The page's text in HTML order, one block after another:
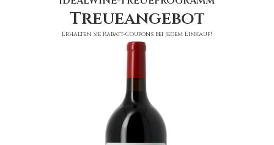
Treueangebot
Erhalten Sie Rabatt-Coupons bei jedem Einkauf!